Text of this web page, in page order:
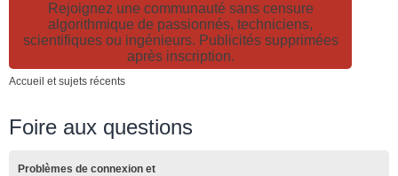
Rejoignez une communauté sans censure
algorithmique de passionnés, techniciens,
scientifiques ou ingénieurs. Publicités supprimées
après inscription.
Accueil et sujets récents
Foire aux questions
Problèmes de connexion et